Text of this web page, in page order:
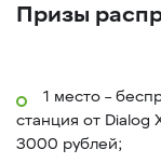
Призы
1 место –
станция от Dialog
3000 рублей;